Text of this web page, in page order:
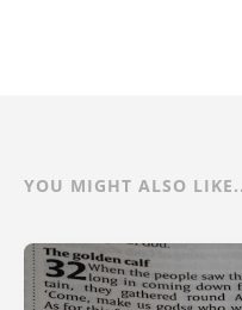
YOU MIGHT ALSO